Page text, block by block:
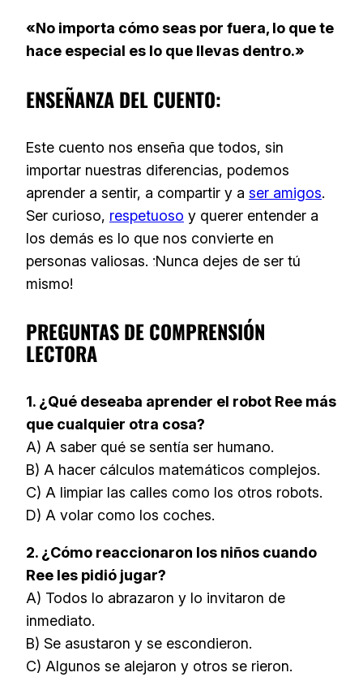
«No importa cómo seas por fuera, lo que te
hace especial es lo que llevas dentro.»
ENSEÑANZA DEL CUENTO:
Este cuento nos enseña que todos, sin
importar nuestras diferencias, podemos
aprender a sentir, a compartir y a ser amigos.
Ser curioso, respetuoso y querer entender a
los demás es lo que nos convierte en
personas valiosas. ¡Nunca dejes de ser tú
mismo!
PREGUNTAS DE COMPRENSIÓN
LECTORA
1. ¿Qué deseaba aprender el robot Ree más
que cualquier otra cosa?
A) A saber qué se sentía ser humano.
B) A hacer cálculos matemáticos complejos.
C) A limpiar las calles como los otros robots.
D) A volar como los coches.
2. ¿Cómo reaccionaron los niños cuando
Ree les pidió jugar?
A) Todos lo abrazaron y lo invitaron de
inmediato.
B) Se asustaron y se escondieron.
C) Algunos se alejaron y otros se rieron.